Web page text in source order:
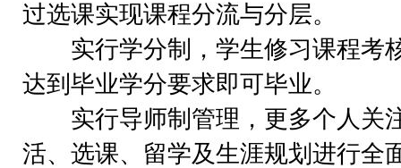
过选课实现课程分流与分层。
实行学分制，学生修习课程考
达到毕业学分要求即可毕业。
实行导师制管理，更多个人关
活、选课、留学及生涯规划进行全